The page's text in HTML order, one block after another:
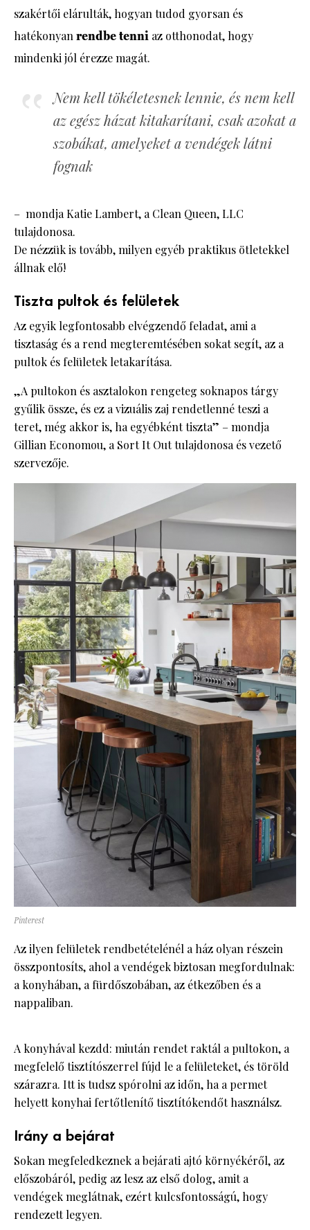
szakértői elárulták, hogyan tudod gyorsan és
hatékonyanrendbe tenni az otthonodat, hogy
mindenki jól érezze magát.
Nem kell tökéletesnek lennie, és nem kell
az egész házat kitakarítani, csak azokat a
szobákat, amelyeket a vendégek látni
fognak
– mondja Katie Lambert, a Clean Queen, LLC
tulajdonosa.
De nézzük is tovább, milyen egyéb praktikus ötletekkel
állnak elő!
Tiszta pultok és felületek
Az egyik legfontosabb elvégzendő feladat, ami a
tisztaság és a rend megteremtésében sokat segít, az a
pultok és felületek letakarítása.
„A pultokon és asztalokon rengeteg soknapos tárgy
gyűlik össze, és ez a vizuális zaj rendetlenné teszi a
teret, még akkor is, ha egyébként tiszta” – mondja
Gillian Economou, a Sort It Out tulajdonosa és vezető
szervezője.
Pinterest
Az ilyen felületek rendbetételénél a ház olyan részein
összpontosíts, ahol a vendégek biztosan megfordulnak:
a konyhában, a fürdőszobában, az étkezőben és a
nappaliban.
A konyhával kezdd: miután rendet raktál a pultokon, a
megfelelő tisztítószerrel fújd le a felületeket, és töröld
szárazra. Itt is tudsz spórolni az időn, ha a permet
helyett konyhai fertőtlenítő tisztítókendőt használsz.
Irány a bejárat
Sokan megfeledkeznek a bejárati ajtó környékéről, az
előszobáról, pedig az lesz az első dolog, amit a
vendégek meglátnak, ezért kulcsfontosságú, hogy
rendezett legyen.